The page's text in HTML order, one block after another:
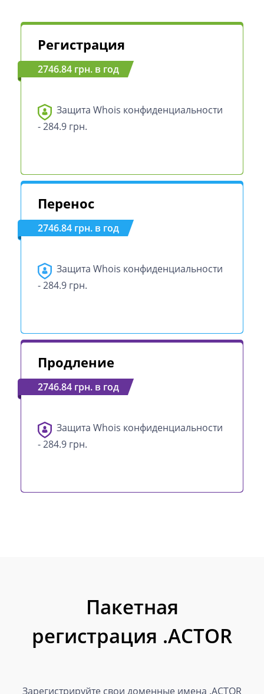
Регистрация
2746.84 грн. в год
Защита Whois конфиденциальности
- 284.9 грн.
Перенос
2746.84 грн. в год
Защита Whois конфиденциальности
- 284.9 грн.
Продление
2746.84 грн. в год
Защита Whois конфиденциальности
- 284.9 грн.
Пакетная
регистрация .ACTOR
Зарегистрируйте свои доменные имена .ACTOR